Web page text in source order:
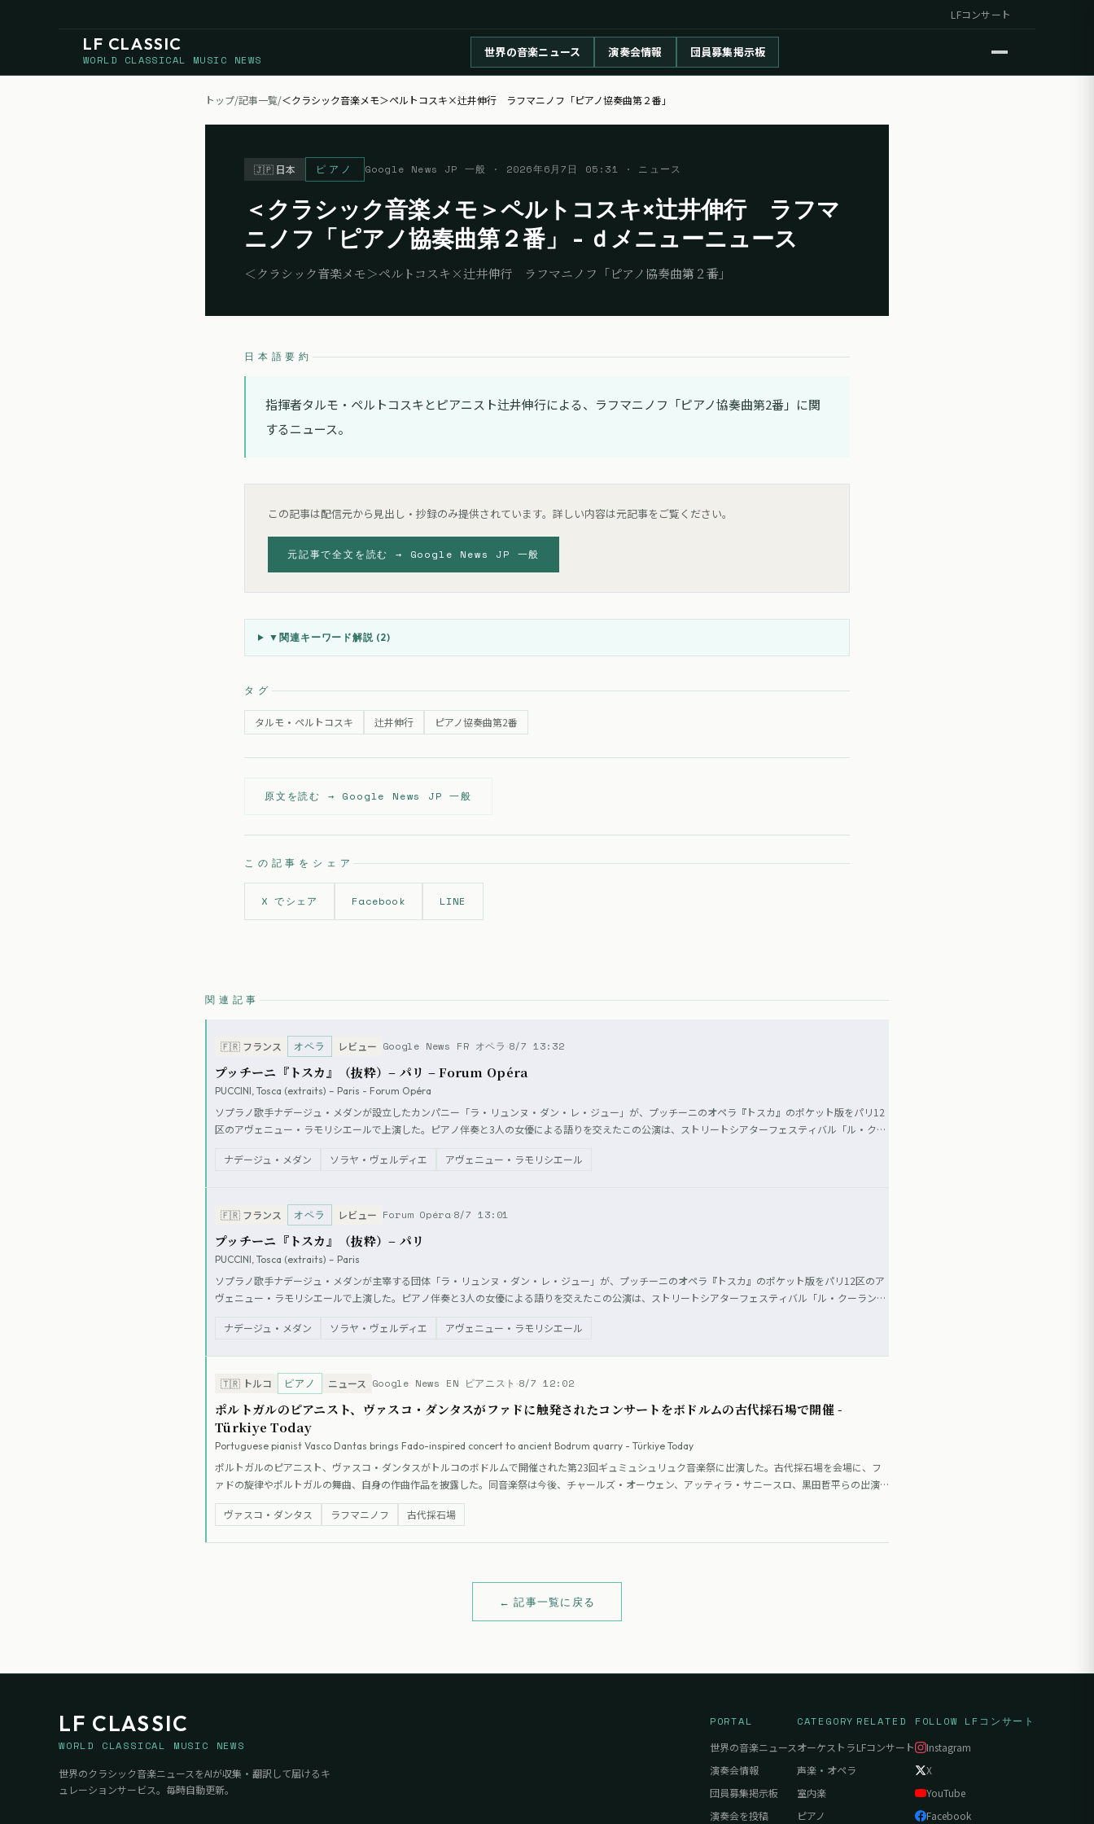
LFコンサート
LF CLASSIC
WORLD CLASSICAL MUSIC NEWS
世界の音楽ニュース 演奏会情報 団員募集掲示板
トップ/記事一覧/＜クラシック音楽メモ＞ペルトコスキ×辻井伸行 ラフマニノフ「ピアノ協奏曲第２番」
🇯🇵 日本 ピアノ Google News JP 一般 · 2026年6月7日 05:31 · ニュース
＜クラシック音楽メモ＞ペルトコスキ×辻井伸行 ラフマ
ニノフ「ピアノ協奏曲第２番」 - ｄメニューニュース
＜クラシック音楽メモ＞ペルトコスキ×辻井伸行 ラフマニノフ「ピアノ協奏曲第２番」
日本語要約
指揮者タルモ・ペルトコスキとピアニスト辻井伸行による、ラフマニノフ「ピアノ協奏曲第2番」に関
するニュース。
この記事は配信元から見出し・抄録のみ提供されています。詳しい内容は元記事をご覧ください。
元記事で全文を読む → Google News JP 一般
▼ 関連キーワード解説 (2)
タグ
タルモ・ペルトコスキ 辻井伸行 ピアノ協奏曲第2番
原文を読む → Google News JP 一般
この記事をシェア
X でシェア Facebook LINE
関連記事
🇫🇷 フランス オペラ レビュー Google News FR オペラ 8/7 13:32
プッチーニ『トスカ』（抜粋）– パリ – Forum Opéra
PUCCINI, Tosca (extraits) – Paris - Forum Opéra
ソプラノ歌手ナデージュ・メダンが設立したカンパニー「ラ・リュンヌ・ダン・レ・ジュー」が、プッチーニのオペラ『トスカ』のポケット版をパリ12
区のアヴェニュー・ラモリシエールで上演した。ピアノ伴奏と3人の女優による語りを交えたこの公演は、ストリートシアターフェスティバル「ル・クー
ナデージュ・メダン
ソラヤ・ヴェルディエ アヴェニュー・ラモリシエール
🇫🇷 フランス オペラ レビュー Forum Opéra 8/7 13:01
プッチーニ『トスカ』（抜粋）– パリ
PUCCINI, Tosca (extraits) – Paris
ソプラノ歌手ナデージュ・メダンが主宰する団体「ラ・リュンヌ・ダン・レ・ジュー」が、プッチーニのオペラ『トスカ』のポケット版をパリ12区のア
ヴェニュー・ラモリシエールで上演した。ピアノ伴奏と3人の女優による語りを交えたこの公演は、ストリートシアターフェスティバル「ル・クーラン・
ナデージュ・メダン
ソラヤ・ヴェルディエ アヴェニュー・ラモリシエール
🇹🇷 トルコ ピアノ ニュース Google News EN ピアニスト 8/7 12:02
ポルトガルのピアニスト、ヴァスコ・ダンタスがファドに触発されたコンサートをボドルムの古代採石場で開催 -
Türkiye Today
Portuguese pianist Vasco Dantas brings Fado-inspired concert to ancient Bodrum quarry - Türkiye Today
ポルトガルのピアニスト、ヴァスコ・ダンタスがトルコのボドルムで開催された第23回ギュミュシュリュク音楽祭に出演した。古代採石場を会場に、フ
ァドの旋律やポルトガルの舞曲、自身の作曲作品を披露した。同音楽祭は今後、チャールズ・オーウェン、アッティラ・サニースロ、黒田哲平らの出演
を予定している。
ヴァスコ・ダンタス
ラフマニノフ 古代採石場
← 記事一覧に戻る
LF CLASSIC
WORLD CLASSICAL MUSIC NEWS
世界のクラシック音楽ニュースをAIが収集・翻訳して届けるキ
ュレーションサービス。毎時自動更新。
PORTAL
世界の音楽ニュース
演奏会情報
団員募集掲示板
演奏会を投稿
CATEGORY
オーケストラ
声楽・オペラ
室内楽
ピアノ
RELATED
LFコンサート
FOLLOW LFコンサート
Instagram
X
YouTube
Facebook